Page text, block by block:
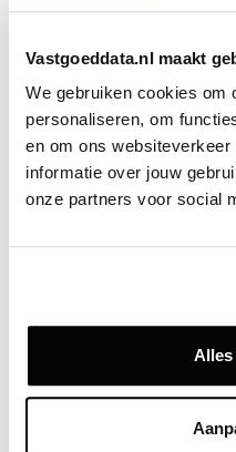
Vastgoeddata.nl maakt
We gebruiken cookies om
personaliseren, om
en om ons
informatie over jouw
onze partners voor social
Alles
Europe bij HighBrook
portefeuille, evenals
van onze
HighBrook werd
Loeff, Savills en
Bron
Zie direct welke partijen en
Deze informatie is alleen